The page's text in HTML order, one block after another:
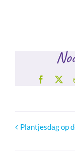
Facebook
X
Plantjesdag op